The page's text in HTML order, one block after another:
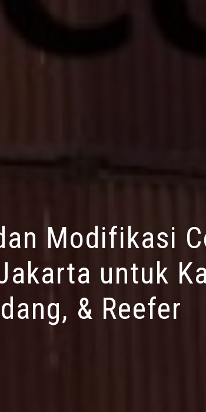
Modifikasi
untuk
& Reefer